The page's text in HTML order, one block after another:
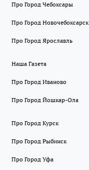
Про Город Чебоксары
Про Город Новочебоксарск
Про Город Ярославль
Наша Газета
Про Город Иваново
Про Город Йошкар-Ола
Про Город Курск
Про Город Рыбинск
Про Город Уфа